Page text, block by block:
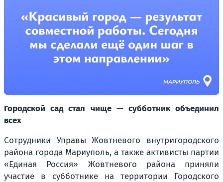
Городской сад стал чище — субботник объединил
всех
Сотрудники Управы Жовтневого внутригородского
района города Мариуполь, а также активисты партии
«Единая Россия» Жовтневого района приняли
участие в субботнике на территории Городского